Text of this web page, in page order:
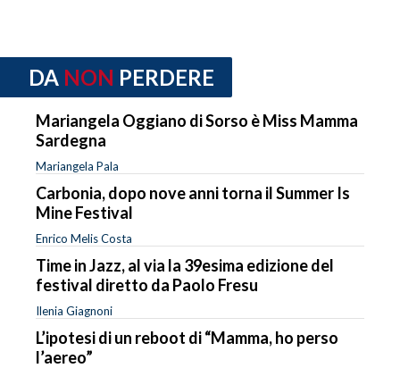
DA NON PERDERE
Mariangela Oggiano di Sorso è Miss Mamma
Sardegna
Mariangela Pala
Carbonia, dopo nove anni torna il Summer Is
Mine Festival
Enrico Melis Costa
Time in Jazz, al via la 39esima edizione del
festival diretto da Paolo Fresu
Ilenia Giagnoni
L’ipotesi di un reboot di “Mamma, ho perso
l’aereo”